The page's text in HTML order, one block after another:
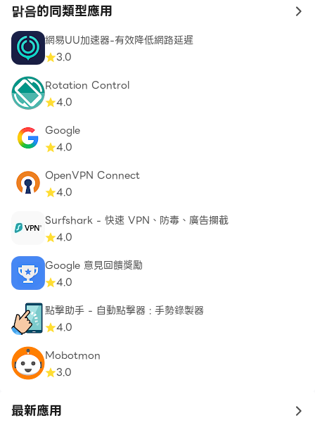
맑음的同類型應用 to
網易UU加速器-有效降低網路延遲
3.0
Rotation Control
4.0
Google
4.0
OpenVPN Connect
4.0
Surfshark - 快速 VPN、防毒、廣告攔截
4.0
Google 意見回饋獎勵
4.0
點擊助手 - 自動點擊器 : 手勢錄製器
4.0
Mobotmon
3.0
最新應用 to